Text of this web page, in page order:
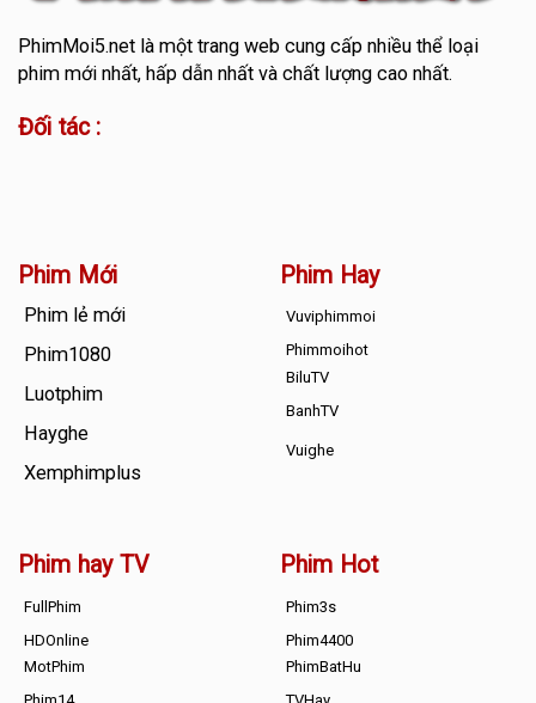
PhimMoi5.netlà một trang web cung cấp nhiều thể loại
phim mới nhất, hấp dẫn nhất và chất lượng cao nhất.
Đối tác :
Phim Mới
Phim lẻ mới
Phim1080
Luotphim
Hayghe
Xemphimplus
Phim Hay
Vuviphimmoi
Phimmoihot
BiluTV
BanhTV
Vuighe
Phim hay TV
FullPhim
HDOnline
MotPhim
Phim Hot
Phim3s
Phim4400
PhimBatHu